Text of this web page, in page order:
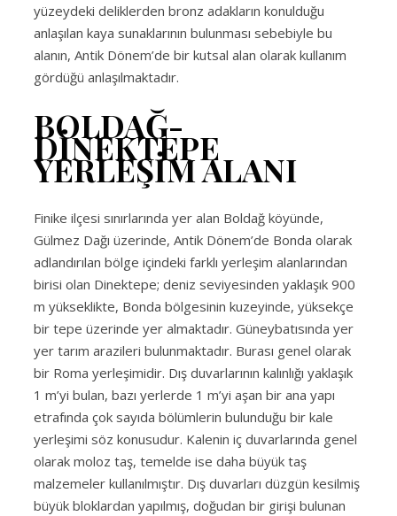
yüzeydeki deliklerden bronz adakların konulduğu
anlaşılan kaya sunaklarının bulunması sebebiyle bu
alanın, Antik Dönem’de bir kutsal alan olarak kullanım
gördüğü anlaşılmaktadır.
BOLDAĞ-
DİNEKTEPE
YERLEŞİM ALANI
Finike ilçesi sınırlarında yer alan Boldağ köyünde,
Gülmez Dağı üzerinde, Antik Dönem’de Bonda olarak
adlandırılan bölge içindeki farklı yerleşim alanlarından
birisi olan Dinektepe; deniz seviyesinden yaklaşık 900
m yükseklikte, Bonda bölgesinin kuzeyinde, yüksekçe
bir tepe üzerinde yer almaktadır. Güneybatısında yer
yer tarım arazileri bulunmaktadır. Burası genel olarak
bir Roma yerleşimidir. Dış duvarlarının kalınlığı yaklaşık
1 m’yi bulan, bazı yerlerde 1 m’yi aşan bir ana yapı
etrafında çok sayıda bölümlerin bulunduğu bir kale
yerleşimi söz konusudur. Kalenin iç duvarlarında genel
olarak moloz taş, temelde ise daha büyük taş
malzemeler kullanılmıştır. Dış duvarları düzgün kesilmiş
büyük bloklardan yapılmış, doğudan bir girişi bulunan